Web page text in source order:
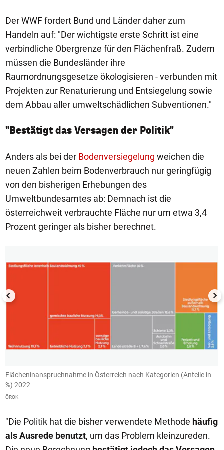
Der WWF fordert Bund und Länder daher zum
Handeln auf: "Der wichtigste erste Schritt ist eine
verbindliche Obergrenze für den Flächenfraß. Zudem
müssen die Bundesländer ihre
Raumordnungsgesetze ökologisieren - verbunden mit
Projekten zur Renaturierung und Entsiegelung sowie
dem Abbau aller umweltschädlichen Subventionen."
"Bestätigt das Versagen der Politik"
Anders als bei der Bodenversiegelung weichen die
neuen Zahlen beim Bodenverbrauch nur geringfügig
von den bisherigen Erhebungen des
Umweltbundesamtes ab: Demnach ist die
österreichweit verbrauchte Fläche nur um etwa 3,4
Prozent geringer als bisher berechnet.
1/4
Flächeninanspruchnahme in Österreich nach Kategorien (Anteile in
%) 2022
ÖROK
"Die Politik hat die bisher verwendete Methode häufig
als Ausrede benutzt, um das Problem kleinzureden.